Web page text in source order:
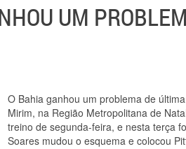
UM
O Bahia ganhou um problema de
Mirim, na Região Metropolitana de
treino de segunda-feira, e nesta terça
Soares mudou o esquema e colocou